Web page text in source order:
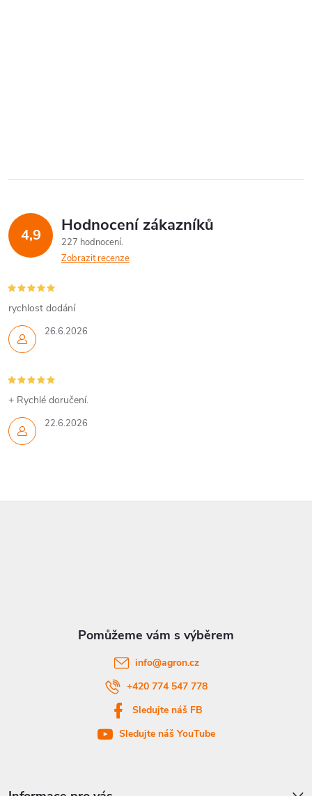
4,9 Hodnocení zákazníků
227 hodnocení
Zobrazit recenze
26.6.2026
rychlost dodání
22.6.2026
+ Rychlé doručení.
info@agron.cz
+420 774 547 778
Sledujte náš FB
Sledujte náš YouTube